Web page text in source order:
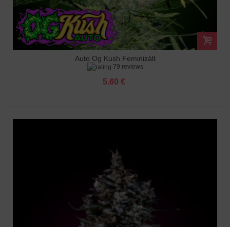
Auto Og Kush Feminizált
79 reviews
5.60 €